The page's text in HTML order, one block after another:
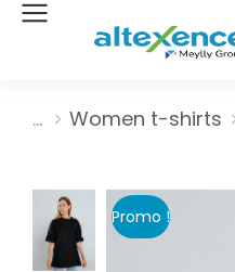
Vous êtes ici :
Women t-shirts
Promo !